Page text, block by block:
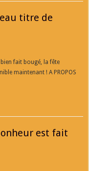
titre de
fait bougé, la fête
maintenant ! A PROPOS
est fait